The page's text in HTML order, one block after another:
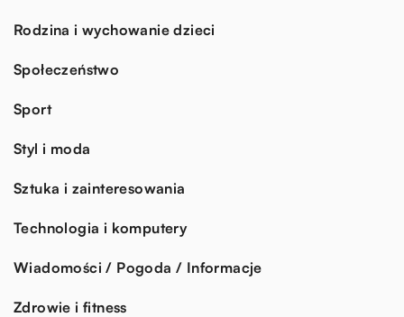
Rodzina i wychowanie dzieci
Społeczeństwo
Sport
Styl i moda
Sztuka i zainteresowania
Technologia i komputery
Wiadomości / Pogoda / Informacje
Zdrowie i fitness